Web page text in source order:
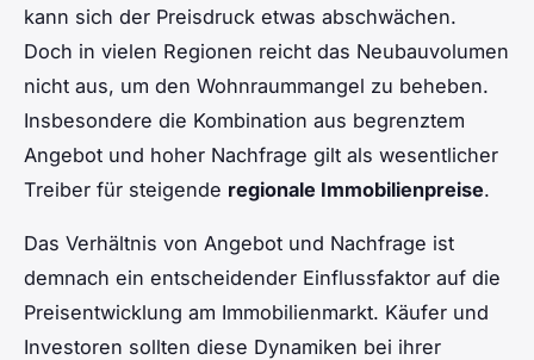
kann sich der Preisdruck etwas abschwächen.
Doch in vielen Regionen reicht das Neubauvolumen
nicht aus, um den Wohnraummangel zu beheben.
Insbesondere die Kombination aus begrenztem
Angebot und hoher Nachfrage gilt als wesentlicher
Treiber für steigende regionale Immobilienpreise.
Das Verhältnis von Angebot und Nachfrage ist
demnach ein entscheidender Einflussfaktor auf die
Preisentwicklung am Immobilienmarkt. Käufer und
Investoren sollten diese Dynamiken bei ihrer